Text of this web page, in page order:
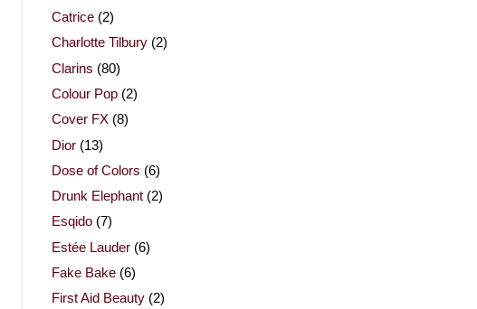
Catrice (2)
Charlotte Tilbury (2)
Clarins (80)
Colour Pop (2)
Cover FX (8)
Dior (13)
Dose of Colors (6)
Drunk Elephant (2)
Esqido (7)
Estée Lauder (6)
Fake Bake (6)
First Aid Beauty (2)